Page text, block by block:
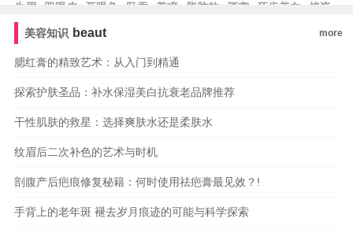
生眉
双眼皮 开眼角 卧蚕 美瞳 脂肪粒 酒窝 牙齿美白
烤瓷
牙
美容知识 beaut more
腮红膏的精致艺术：从入门到精通
探索护肤圣品：补水保湿美白抗衰老品牌推荐
干性肌肤的救星：选择爽肤水还是柔肤水
纹眉后二次补色的艺术与时机
剖腹产后疤痕修复秘籍：何时使用祛疤膏最见效？!
手背上的老年斑 褪去岁月痕迹的可能与科学探索